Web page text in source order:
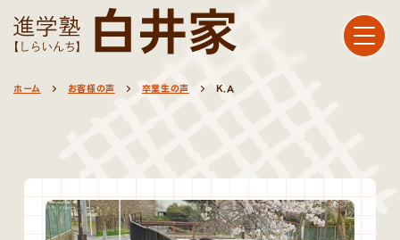
ホーム お客様の声 卒業生の声 K.A